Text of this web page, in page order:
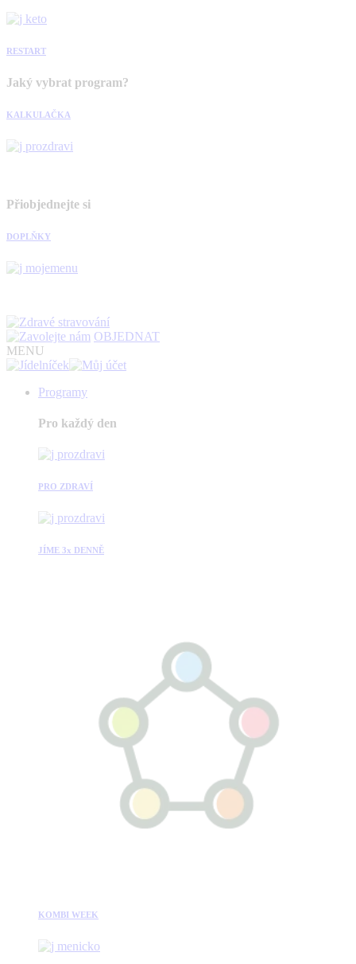
RESTART
Jaký vybrat program?
KALKULAČKA
Přiobjednejte si
DOPLŇKY
OBJEDNAT
MENU
Programy
Pro každý den
PRO ZDRAVÍ
JÍME 3x DENNĚ
KOMBI WEEK